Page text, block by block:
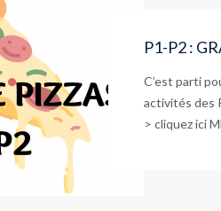
P1-P2 :
C’est parti
activités des
> cliquez ici